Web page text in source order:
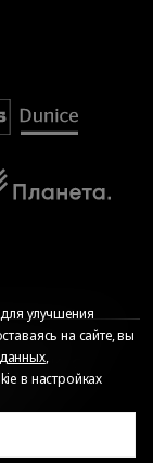
«ИБС
улучшения
на сайте, вы
,
в настройках